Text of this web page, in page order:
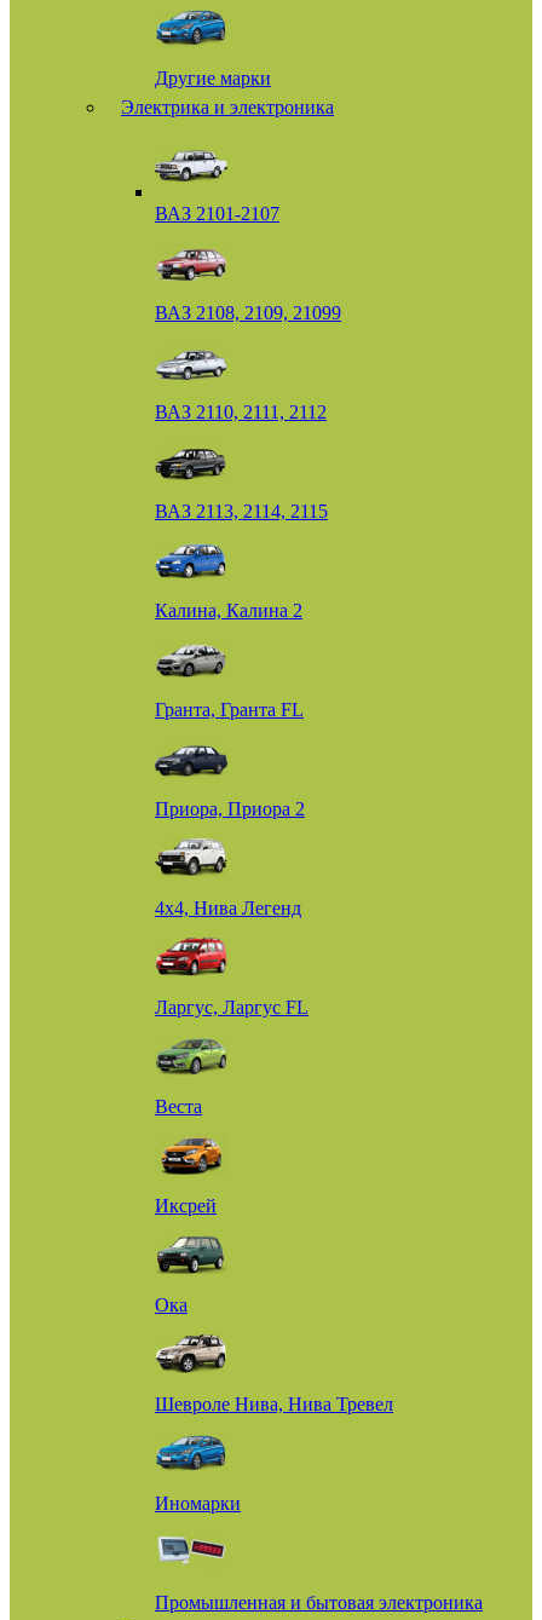
Другие марки
Электрика и электроника
ВАЗ 2101-2107
ВАЗ 2108, 2109, 21099
ВАЗ 2110, 2111, 2112
ВАЗ 2113, 2114, 2115
Калина, Калина 2
Гранта, Гранта FL
Приора, Приора 2
4х4, Нива Легенд
Ларгус, Ларгус FL
Веста
Иксрей
Ока
Шевроле Нива, Нива Тревел
Иномарки
Промышленная и бытовая электроника